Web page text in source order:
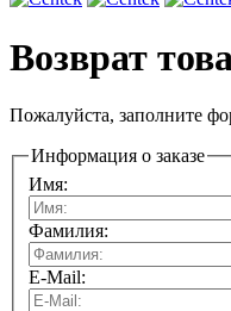
Возврат
Пожалуйста, заполните
Информация о заказе
Имя:
Фамилия:
E-Mail: